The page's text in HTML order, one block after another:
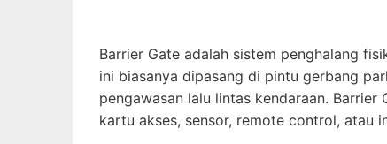
Barrier Gate adalah sistem penghalang
ini biasanya dipasang di pintu gerbang
pengawasan lalu lintas kendaraan.
kartu akses, sensor, remote control, atau